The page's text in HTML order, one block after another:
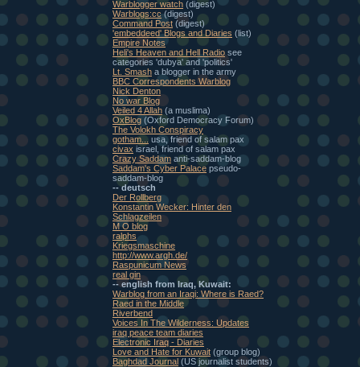
Warblogger watch (digest)
Warblogs:cc (digest)
Command Post (digest)
'embeddeed' Blogs and Diaries (list)
Empire Notes
Heli's Heaven and Hell Radio see
categories 'dubya' and 'politics'
Lt. Smash a blogger in the army
BBC Correspondents Warblog
Nick Denton
No war Blog
Veiled 4 Allah (a muslima)
OxBlog (Oxford Democracy Forum)
The Volokh Conspiracy
gotham...
usa, friend of salam pax
civax israel, friend of salam pax
Crazy Saddam anti-saddam-blog
Saddam's Cyber Palace pseudo-
saddam-blog
-- deutsch
Der Rollberg
Konstantin Wecker: Hinter den
Schlagzeilen
M O blog
ralphs
Kriegsmaschine
http://www.argh.de/
Raspunicum News
real gin
-- english from Iraq, Kuwait:
Warblog from an Iraqi: Where is Raed?
Raed in the Middle
Riverbend
Voices In The Wilderness: Updates
iraq peace team diaries
Electronic Iraq - Diaries
Love and Hate for Kuwait (group blog)
Baghdad Journal (US journalist students)